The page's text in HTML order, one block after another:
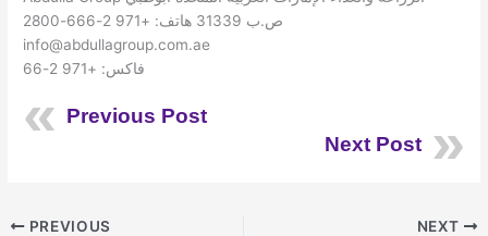
ص.ب 31339 هاتف: +971 2-666-2800
info@abdullagroup.com.ae
فاكس: +971 2-66
Previous Post
Next Post
PREVIOUS NEXT